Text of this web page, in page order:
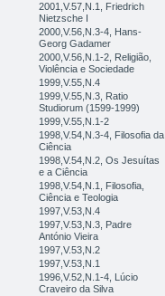
2001,V.57,N.1, Friedrich
Nietzsche I
2000,V.56,N.3-4, Hans-
Georg Gadamer
2000,V.56,N.1-2, Religião,
Violência e Sociedade
1999,V.55,N.4
1999,V.55,N.3, Ratio
Studiorum (1599-1999)
1999,V.55,N.1-2
1998,V.54,N.3-4, Filosofia da
Ciência
1998,V.54,N.2, Os Jesuítas
e a Ciência
1998,V.54,N.1, Filosofia,
Ciência e Teologia
1997,V.53,N.4
1997,V.53,N.3, Padre
António Vieira
1997,V.53,N.2
1997,V.53,N.1
1996,V.52,N.1-4, Lúcio
Craveiro da Silva